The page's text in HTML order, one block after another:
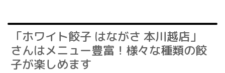
「ホワイト餃子 はながさ 本川越店」
さんはメニュー豊富！様々な種類の餃
子が楽しめます